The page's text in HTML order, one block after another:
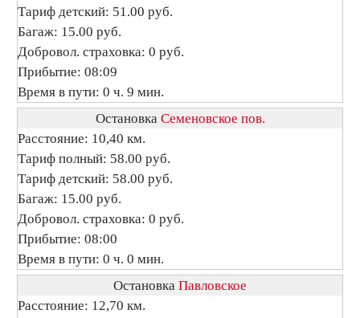
Тариф детский: 51.00 руб.
Багаж: 15.00 руб.
Добровол. страховка: 0 руб.
Прибытие: 08:09
Время в пути: 0 ч. 9 мин.
Остановка Семеновское пов.
Расстояние: 10,40 км.
Тариф полный: 58.00 руб.
Тариф детский: 58.00 руб.
Багаж: 15.00 руб.
Добровол. страховка: 0 руб.
Прибытие: 08:00
Время в пути: 0 ч. 0 мин.
Остановка Павловское
Расстояние: 12,70 км.